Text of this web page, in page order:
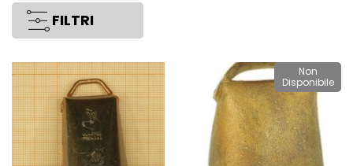
FILTRI
Non
Disponibile